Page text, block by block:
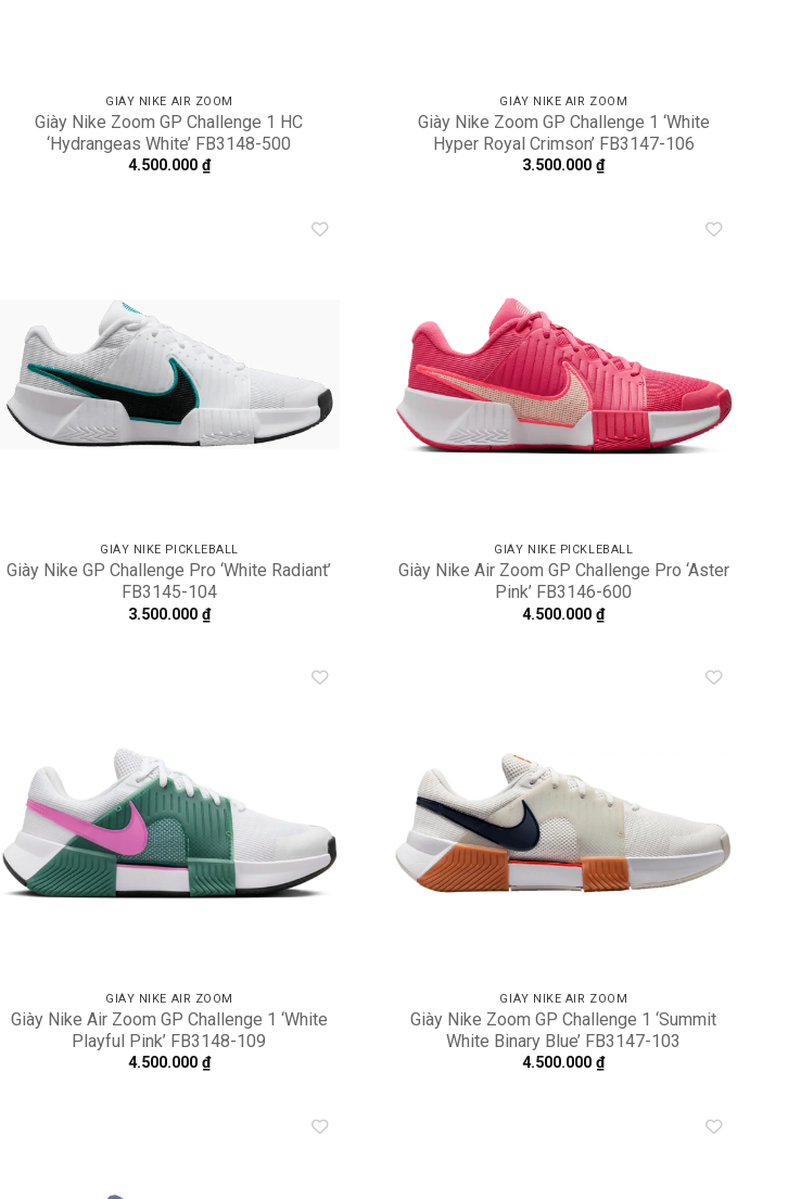
GIÀY NIKE AIR ZOOM
Giày Nike Zoom GP Challenge 1 HC
‘Hydrangeas White’ FB3148-500
4.500.000 ₫
GIÀY NIKE AIR ZOOM
Giày Nike Zoom GP Challenge 1 ‘White
Hyper Royal Crimson’ FB3147-106
3.500.000₫
GIÀY NIKE PICKLEBALL
Giày Nike GP Challenge Pro ‘White Radiant’
FB3145-104
3.500.000 ₫
GIÀY NIKE PICKLEBALL
Giày Nike Air Zoom GP Challenge Pro ‘Aster
Pink’ FB3146-600
4.500.000₫
GIÀY NIKE AIR ZOOM
Giày Nike Air Zoom GP Challenge 1 ‘White
Playful Pink’ FB3148-109
4.500.000 ₫
GIÀY NIKE AIR ZOOM
Giày Nike Zoom GP Challenge 1 ‘Summit
White Binary Blue’ FB3147-103
4.500.000₫